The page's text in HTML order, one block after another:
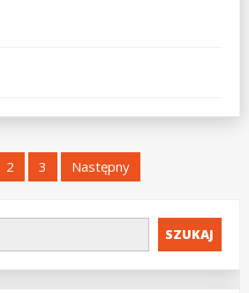
2 3 Następny
SZUKAJ